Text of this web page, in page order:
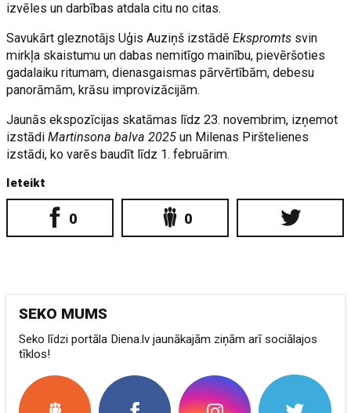
izvēles un darbības atdala citu no citas.
Savukārt gleznotājs Uģis Auziņš izstādēEkspromts svin
mirkļa skaistumu un dabas nemitīgo mainību, pievēršoties
gadalaiku ritumam, dienasgaismas pārvērtībām, debesu
panorāmām, krāsu improvizācijām.
Jaunās ekspozīcijas skatāmas līdz 23. novembrim, izņemot
izstādiMartinsona balva 2025 un Milenas Pirštelienes
izstādi, ko varēs baudīt līdz 1. februārim.
Ieteikt
0 0
SEKO MUMS
Seko līdzi portāla Diena.lv jaunākajām ziņām arī sociālajos
tīklos!